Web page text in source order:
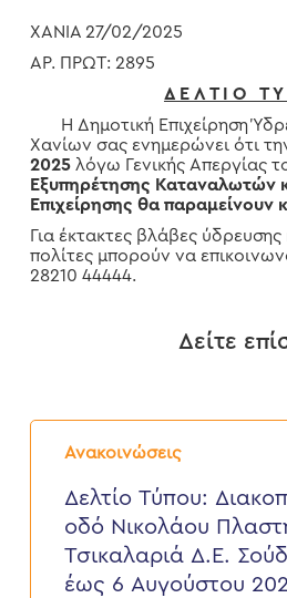
ΧΑΝΙΑ 27/02/2025
ΑΡ. ΠΡΩΤ: 2895
Δ Ε Λ Τ Ι Ο Τ
Η Δημοτική Επιχείρηση
Χανίων σας ενημερώνει ότι
2025λόγω Γενικής Απεργίας
Εξυπηρέτησης Καταναλωτών
Επιχείρησης θα παραμείνουν
Για έκτακτες βλάβες ύδρευσης
πολίτες μπορούν να
28210 44444.
Δείτε
Ανακοινώσεις
Δελτίο
Τύπου:
νερού
στην
Νικολάου
Πλαστήρα,
περιοχή
Δελτίο Τύπου:
οδό Νικολάου
Τσικαλαριά Δ.Ε.
έως 6 Αυγούστου